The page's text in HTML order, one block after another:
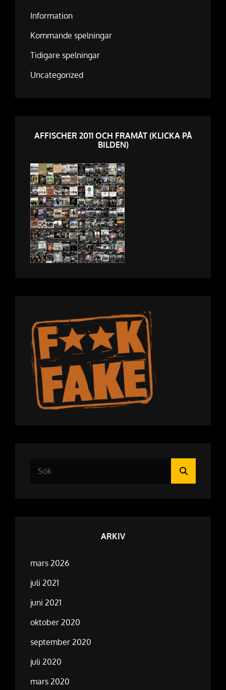
Information
Kommande spelningar
Tidigare spelningar
Uncategorized
AFFISCHER 2011 OCH FRAMÅT (KLICKA PÅ
BILDEN)
ARKIV
mars 2026
juli 2021
juni 2021
oktober 2020
september 2020
juli 2020
mars 2020